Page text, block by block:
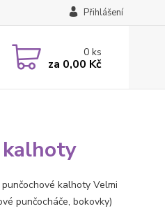
Přihlášení
0ks
za 0,00 Kč
kalhoty
kalhoty Velmi
punčocháče, bokovky)